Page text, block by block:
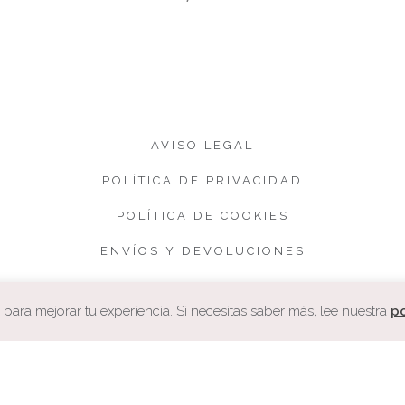
AVISO LEGAL
POLÍTICA DE PRIVACIDAD
POLÍTICA DE COOKIES
ENVÍOS Y DEVOLUCIONES
mejorar tu experiencia. Si necesitas saber más, lee nuestra